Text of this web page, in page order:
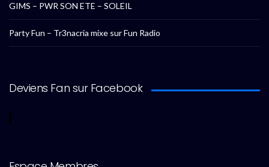
GIMS – PWR SON ETE – SOLEIL
Party Fun – Tr3nacria mixe sur Fun Radio
Deviens Fan sur Facebook